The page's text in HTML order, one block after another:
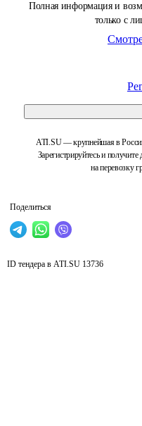
Полная информация и
только с
ATI.SU — крупнейшая в
Зарегистрируйтесь и
на перевозку
Поделиться
ID тендера в ATI.SU 13736